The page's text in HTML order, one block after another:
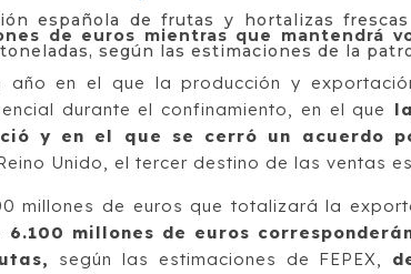
española de frutas y hortalizas
de euros mientras que mantendrá
según las estimaciones de la
año en el que la producción y
durante el confinamiento, en el que
y en el que se cerró un acuerdo
Unido, el tercer destino de las ventas
millones de euros que totalizará la
millones de euros
según las estimaciones de FEPEX,